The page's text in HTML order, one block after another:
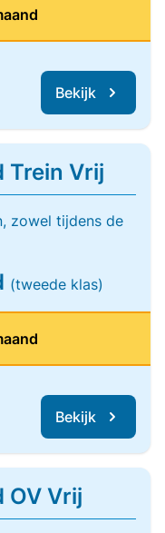
Bekijk
Trein Vrij
zowel tijdens de
(tweede klas)
Bekijk
OV Vrij